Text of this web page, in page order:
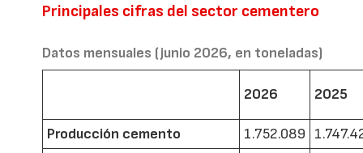
Principales cifras del sector cementero
Datos mensuales (junio 2026, en toneladas)
2026 2025
Producción cemento 1.752.089